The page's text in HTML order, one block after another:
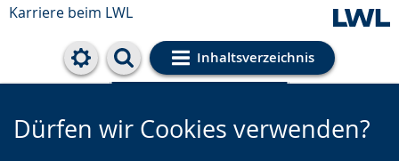
Karriere beim LWL
Inhaltsverzeichnis
Cookie-Einstellungen
Dürfen wir Cookies verwenden?